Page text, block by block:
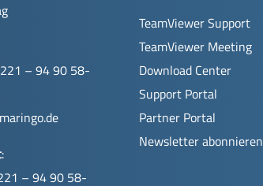
– 94 90 58-
:
– 94 90 58-
TeamViewer Support
TeamViewer Meeting
Download Center
Support Portal
Partner Portal
Newsletter abonnieren